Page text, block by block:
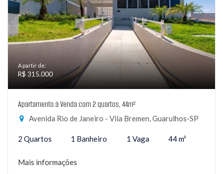
A partir de:
R$ 315.000
Apartamento à Venda com 2 quartos, 44m²
Avenida Rio de Janeiro - Vila Bremen, Guarulhos-SP
2 Quartos 1 Banheiro 1 Vaga 44 m²
Mais informações